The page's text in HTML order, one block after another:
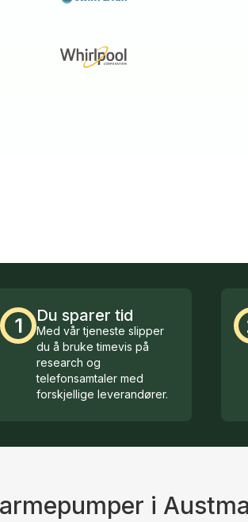
1 Du sparer tid
Med vår tjeneste slipper
du å bruke timevis på
research og
telefonsamtaler med
forskjellige leverandører.
i